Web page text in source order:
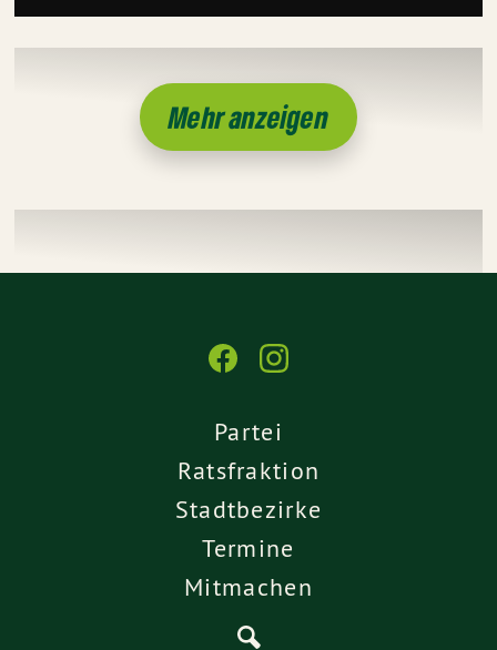
Mehr anzeigen
Partei
Ratsfraktion
Stadtbezirke
Termine
Mitmachen